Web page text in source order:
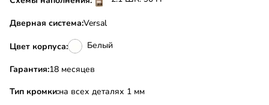
Дверная система:Versal
Цвет корпуса: Белый
Гарантия:18 месяцев
Тип кромки:на всех деталях 1 мм